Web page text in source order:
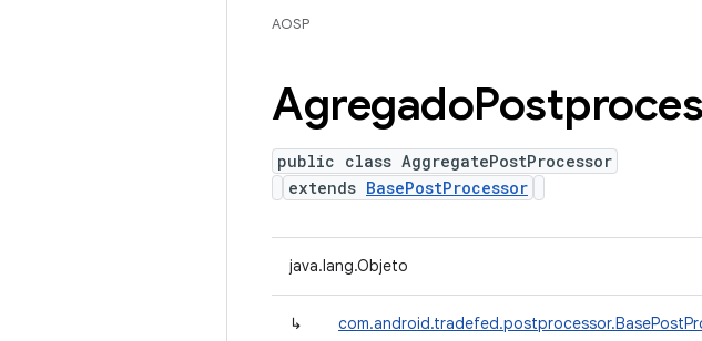
AOSP
Agregado
public class AggregatePostProcessor
extends BasePostProcessor
java.lang.Objeto
↳